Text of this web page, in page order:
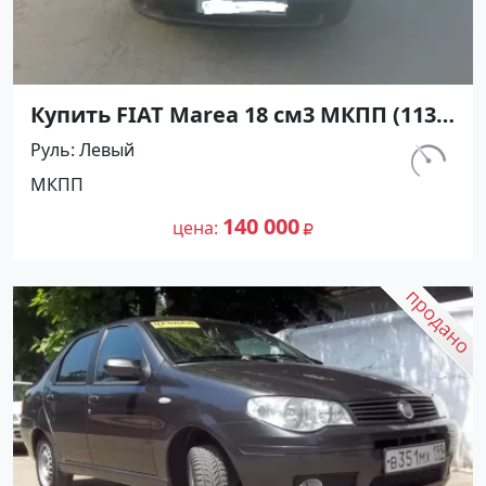
Купить FIAT Marea 18 см3 МКПП (113
л.с.) Бензиновый в краснодар: цвет
серый металик Седан 1998 года по
цене 140000 рублей, объявление
№10747 на сайте Авторынок23
Руль Левый
МКПП
цена 140 000